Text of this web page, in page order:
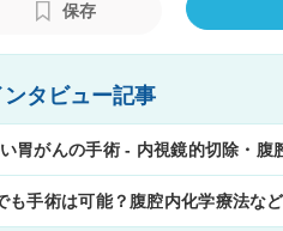
保存
タビュー記事
胃がんの手術 - 内視鏡的切除・腹
も手術は可能？腹腔内化学療法な